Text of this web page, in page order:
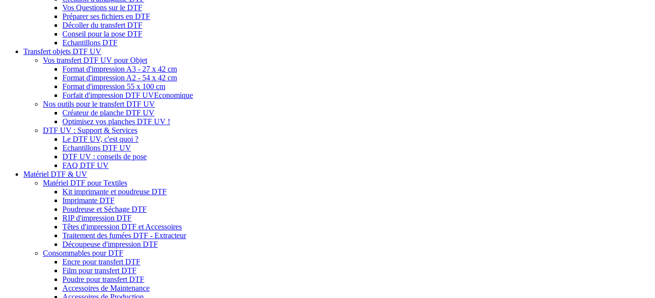
Vos Questions sur le DTF
Préparer ses fichiers en DTF
Décoller du transfert DTF
Conseil pour la pose DTF
Echantillons DTF
Transfert objets DTF UV
Vos transfert DTF UV pour Objet
Format d'impression A3 - 27 x 42 cm
Format d'impression A2 - 54 x 42 cm
Format d'impression 55 x 100 cm
Forfait d'impression DTF UVEconomique
Nos outils pour le transfert DTF UV
Créateur de planche DTF UV
Optimisez vos planches DTF UV !
DTF UV : Support & Services
Le DTF UV, c'est quoi ?
Echantillons DTF UV
DTF UV : conseils de pose
FAQ DTF UV
Matériel DTF & UV
Matériel DTF pour Textiles
Kit imprimante et poudreuse DTF
Imprimante DTF
Poudreuse et Séchage DTF
RIP d'impression DTF
Têtes d'impression DTF et Accessoires
Traitement des fumées DTF - Extracteur
Découpeuse d'impression DTF
Consommables pour DTF
Encre pour transfert DTF
Film pour transfert DTF
Poudre pour transfert DTF
Accessoires de Maintenance